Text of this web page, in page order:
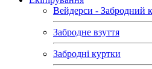
Вейдерси - Забродний
Забродне взуття
Забродні куртки